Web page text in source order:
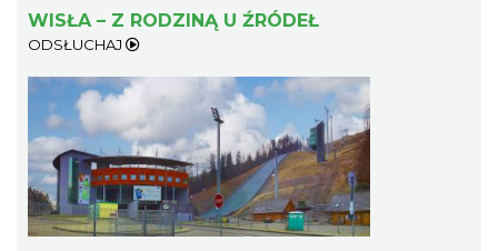
WISŁA – Z RODZINĄ U ŹRÓDEŁ
ODSŁUCHAJ